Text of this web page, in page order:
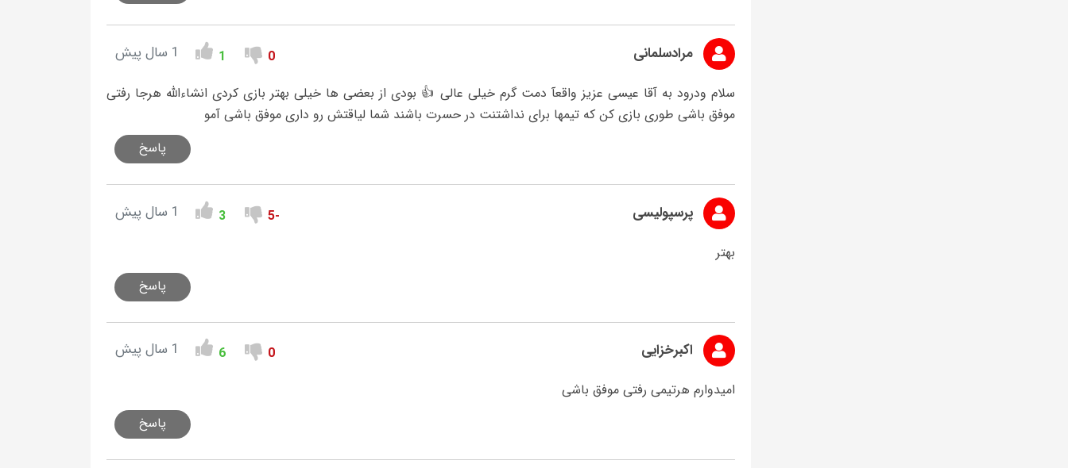
مرادسلمانی 0
1 1 سال پیش
سلام ودرود به آقا عیسی عزیز واقعآ دمت گرم خیلی عالی 👍 بودی از بعضی ها خیلی بهتر بازی کردی انشاءالله هرجا رفتی
موفق باشی طوری بازی کن که تیمها برای نداشتنت در حسرت باشند شما لیاقتش رو داری موفق باشی آمو
پاسخ
پرسپولیسی -5
3 1 سال پیش
بهتر
پاسخ
اکبرخزایی 0
6 1 سال پیش
امیدوارم هرتیمی رفتی موفق باشی
پاسخ